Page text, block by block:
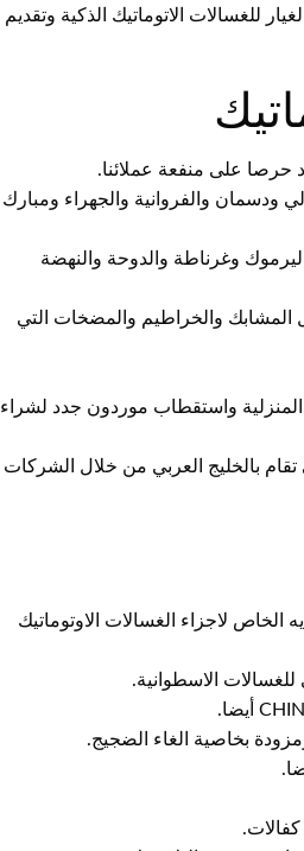
للغسالات الاتوماتيك الذكية وتقديم
والفروانية والجهراء ومبارك
وغرناطة والدوحة والنهضة
المشابك والخراطيم والمضخات التي
واستقطاب موردون جدد لشراء
تقام بالخليج العربي من خلال الشركات
للغسالة 6 أسباك اكس اتش اس ايه الخاص لاجزاء الغسالات الاوتوماتيك
الاسطوانية.